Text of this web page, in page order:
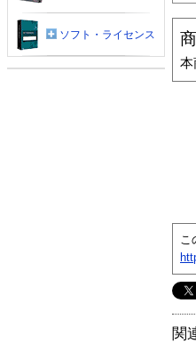
本
こ
関
ソフト・ライセンス